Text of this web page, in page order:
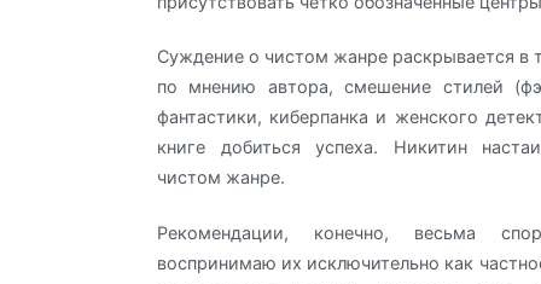
Суждение о чистом жанре раскрывается в
по мнению автора, смешение стилей
фантастики, киберпанка и женского
книге добиться успеха. Никитин
чистом жанре.
Рекомендации, конечно, весьма
воспринимаю их исключительно как